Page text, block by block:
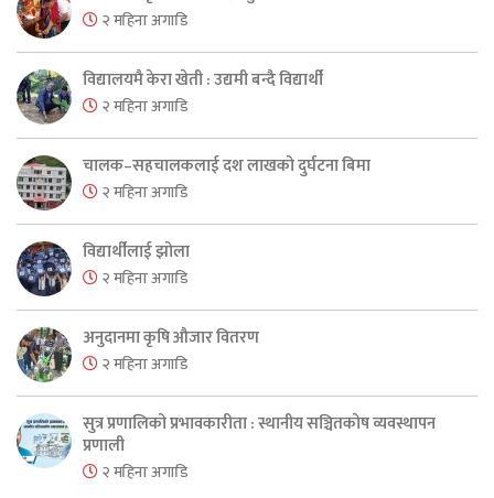
२ महिना अगाडि
विद्यालयमै केरा खेती : उद्यमी बन्दै विद्यार्थी
२ महिना अगाडि
चालक–सहचालकलाई दश लाखको दुर्घटना बिमा
२ महिना अगाडि
विद्यार्थीलाई झोला
२ महिना अगाडि
अनुदानमा कृषि औजार वितरण
२ महिना अगाडि
सुत्र प्रणालिको प्रभावकारीता : स्थानीय सञ्चितकोष व्यवस्थापन
प्रणाली
२ महिना अगाडि